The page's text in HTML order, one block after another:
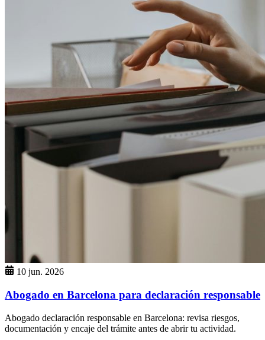
10 jun. 2026
Abogado en Barcelona para declaración responsable
Abogado declaración responsable en Barcelona: revisa riesgos,
documentación y encaje del trámite antes de abrir tu actividad.